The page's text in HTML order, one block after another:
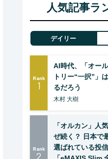
人気記事ラ
デイリー
Rank
1
AI時代、「オー
トリー“一択”」
るだろう
木村 大樹
Rank
2
「オルカン」人
ぜ続く？ 日本で
選ばれている投信